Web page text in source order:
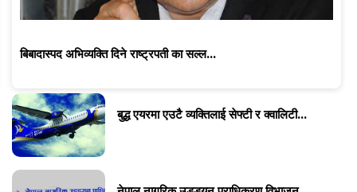
बिबादास्पद अभिव्यक्ति दिने राष्ट्रपती का सल्ल...
बुद्ध एयरमा एउटै व्यक्तिलाई सेफ्टी र क्वालिटी...